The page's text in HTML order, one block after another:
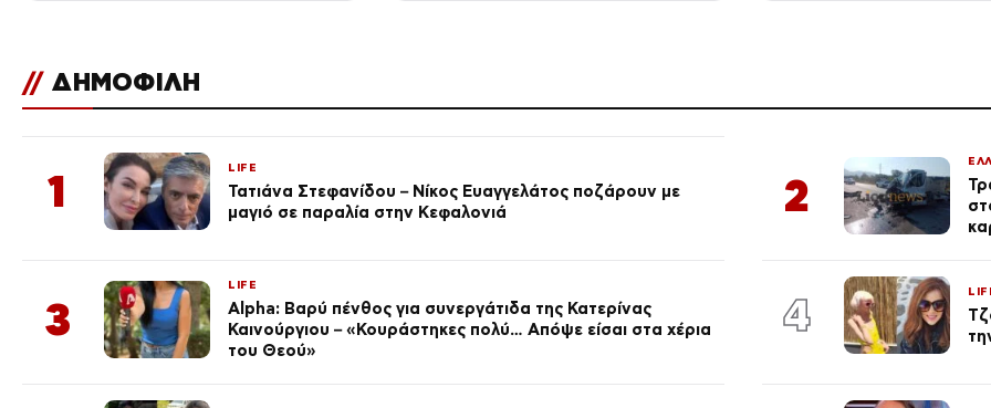
// ΔΗΜΟΦΙΛΗ
1 LIFE
Τατιάνα Στεφανίδου – Νίκος Ευαγγελάτος ποζάρουν με
μαγιό σε παραλία στην Κεφαλονιά
2
3
LIFE
Alpha: Βαρύ πένθος για συνεργάτιδα της Κατερίνας
Καινούργιου – «Κουράστηκες πολύ… Απόψε είσαι στα χέρια
του Θεού»
4